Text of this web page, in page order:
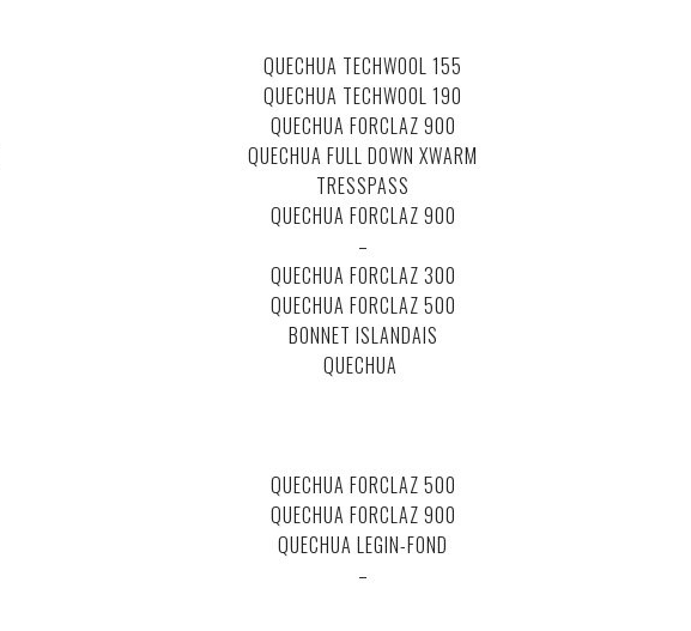
QUECHUA TECHWOOL 155
QUECHUA TECHWOOL 190
QUECHUA FORCLAZ 900
QUECHUA FULL DOWN XWARM
TRESSPASS
QUECHUA FORCLAZ 900
–
QUECHUA FORCLAZ 300
QUECHUA FORCLAZ 500
BONNET ISLANDAIS
QUECHUA
QUECHUA FORCLAZ 500
QUECHUA FORCLAZ 900
QUECHUA LEGIN-FOND
–